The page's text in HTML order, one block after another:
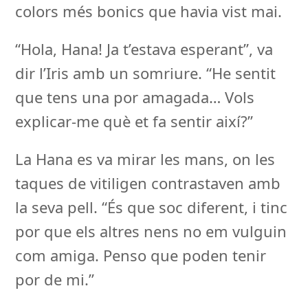
colors més bonics que havia vist mai.
“Hola, Hana! Ja t’estava esperant”, va
dir l’Iris amb un somriure. “He sentit
que tens una por amagada… Vols
explicar-me què et fa sentir així?”
La Hana es va mirar les mans, on les
taques de vitiligen contrastaven amb
la seva pell. “És que soc diferent, i tinc
por que els altres nens no em vulguin
com amiga. Penso que poden tenir
por de mi.”